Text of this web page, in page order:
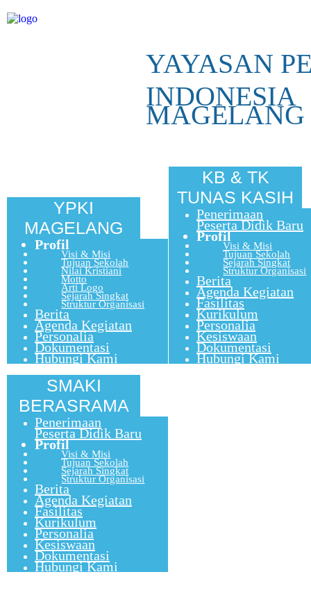
YAYASAN
INDONESIA
MAGELANG
YPKI
MAGELANG
Profil
Visi & Misi
Tujuan Sekolah
Nilai Kristiani
Motto
Arti Logo
Sejarah Singkat
Struktur Organisasi
Berita
Agenda Kegiatan
Personalia
Dokumentasi
Hubungi Kami
KB & TK
TUNAS KASIH
Penerimaan
Peserta Didik Baru
Profil
Visi & Misi
Tujuan Sekolah
Sejarah Singkat
Struktur Organisasi
Berita
Agenda Kegiatan
Fasilitas
Kurikulum
Personalia
Kesiswaan
Dokumentasi
Hubungi Kami
SMAKI
BERASRAMA
Penerimaan
Peserta Didik Baru
Profil
Visi & Misi
Tujuan Sekolah
Sejarah Singkat
Struktur Organisasi
Berita
Agenda Kegiatan
Fasilitas
Kurikulum
Personalia
Kesiswaan
Dokumentasi
Hubungi Kami